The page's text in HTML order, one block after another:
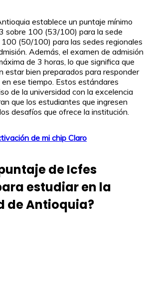
establece un puntaje mínimo
sobre 100 (53/100) para la sede
(50/100) para las sedes regionales
Además, el examen de admisión
de 3 horas, lo que significa que
estar bien preparados para responder
ese tiempo. Estos estándares
de la universidad con la excelencia
que los estudiantes que ingresen
desafíos que ofrece la institución.
de mi chip Claro
de Icfes
estudiar en la
de Antioquia?